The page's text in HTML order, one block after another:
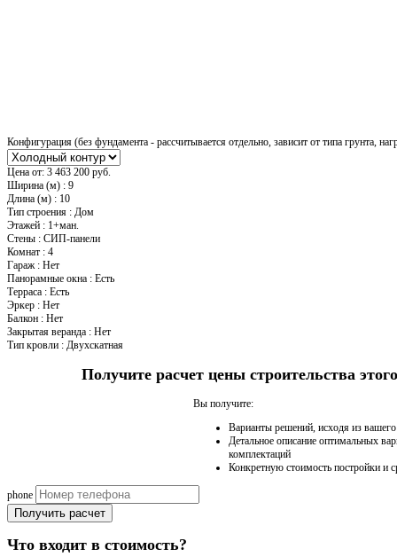
Конфигурация (без фундамента - рассчитывается отдельно, зависит от типа грунта,
Цена от: 3 463 200 руб.
Ширина (м) : 9
Длина (м) : 10
Тип строения : Дом
Этажей : 1+ман.
Стены : СИП-панели
Комнат : 4
Гараж: Нет
Панорамные окна : Есть
Терраса : Есть
Эркер : Нет
Балкон : Нет
Закрытая веранда : Нет
Тип кровли : Двухскатная
Получите расчет цены строительства
Вы получите:
Варианты решений, исходя из
Детальное описание оптимальных
комплектаций
Конкретную стоимость постройки и
phone
Получить расчет
Что входит в стоимость?